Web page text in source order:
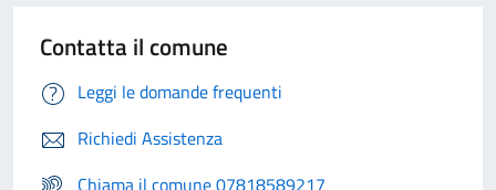
Contatta il comune
Leggi le domande frequenti
Richiedi Assistenza
Chiama il comune 07818589217